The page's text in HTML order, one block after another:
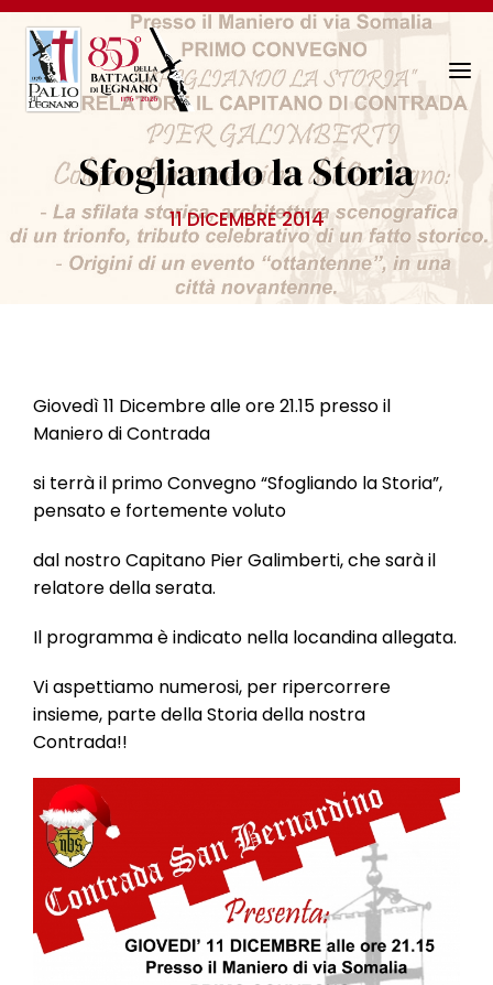
N
z
o
Sfogliando la Storia
11 DICEMBRE 2014
Giovedì 11 Dicembre alle ore 21.15 presso il
Maniero di Contrada
si terrà il primo Convegno “Sfogliando la Storia”,
pensato e fortemente voluto
dal nostro Capitano Pier Galimberti, che sarà il
relatore della serata.
Il programma è indicato nella locandina allegata.
Vi aspettiamo numerosi, per ripercorrere
insieme, parte della Storia della nostra
Contrada!!